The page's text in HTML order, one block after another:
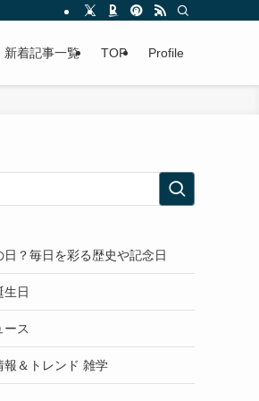
新着記事一覧 TOP Profile
日？毎日を彩る歴史や記念日
生日
ース
報＆トレンド 雑学